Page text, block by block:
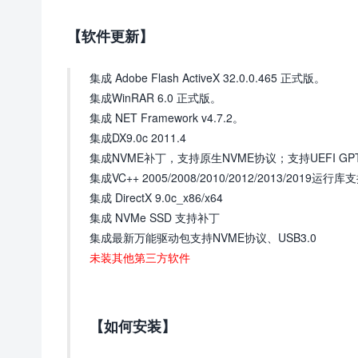
【软件更新】
集成 Adobe Flash ActiveX 32.0.0.465 正式版。
集成WinRAR 6.0 正式版。
集成 NET Framework v4.7.2。
集成DX9.0c 2011.4
集成NVME补丁，支持原生NVME协议；支持UEFI
集成VC++ 2005/2008/2010/2012/2013/2019运行库支
集成 DirectX 9.0c_x86/x64
集成 NVMe SSD 支持补丁
集成最新万能驱动包支持NVME协议、USB3.0
未装其他第三方软件
【如何安装】